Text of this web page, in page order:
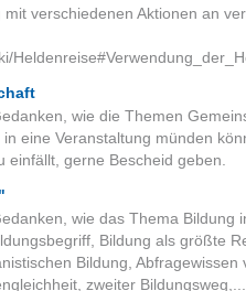
verschiedenen Aktionen an
wie die Themen
eine Veranstaltung münden
einfällt, gerne Bescheid geben.
wie das Thema Bildung
Bildung als größte
Bildung, Abfragewissen
zweiter Bildungsweg,...